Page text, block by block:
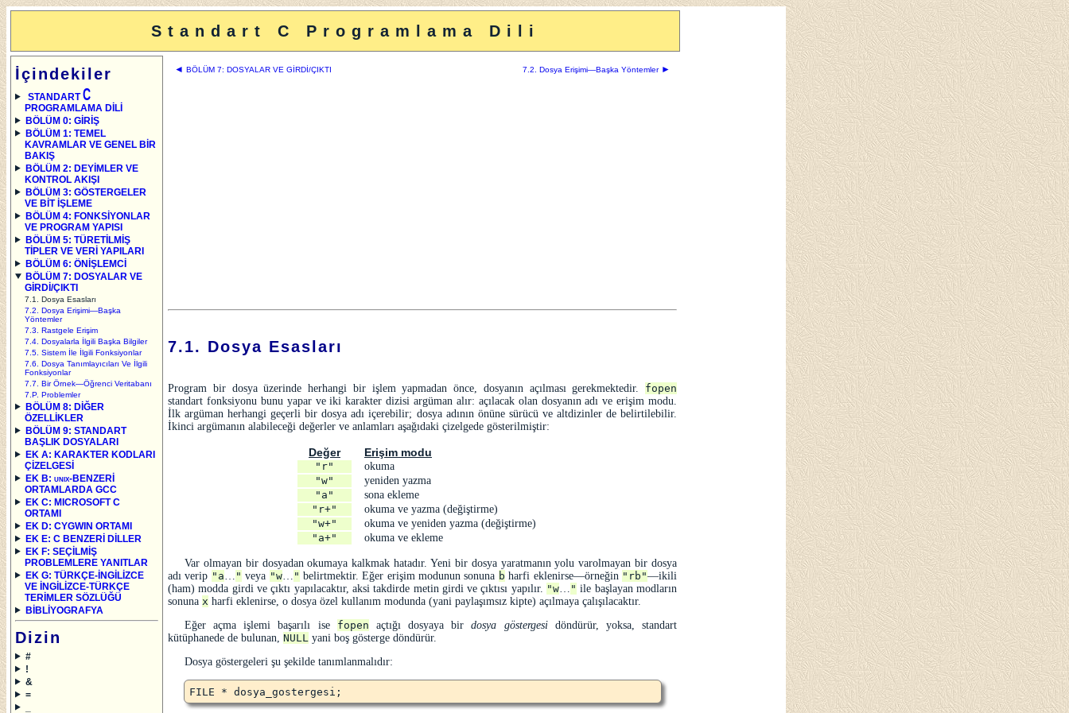
Standart C Programlama Dili
İçindekiler
STANDARTC
PROGRAMLAMA DİLİ
BÖLÜM 0: GİRİŞ
BÖLÜM 1: TEMEL
KAVRAMLAR VE GENEL BİR
BAKIŞ
BÖLÜM 2: DEYİMLER VE
KONTROL AKIŞI
BÖLÜM 3: GÖSTERGELER
VE BİT İŞLEME
BÖLÜM 4: FONKSİYONLAR
VE PROGRAM YAPISI
BÖLÜM 5: TÜRETİLMİŞ
TİPLER VE VERİ YAPILARI
BÖLÜM 6: ÖNİŞLEMCİ
BÖLÜM 7: DOSYALAR VE
GİRDİ/ÇIKTI
7.1. Dosya Esasları
7.2. Dosya Erişimi—Başka
Yöntemler
7.3. Rastgele Erişim
7.4. Dosyalarla İlgili Başka Bilgiler
7.5. Sistem İle İlgili Fonksiyonlar
7.6. Dosya Tanımlayıcıları Ve İlgili
Fonksiyonlar
7.7. Bir Örnek—Öğrenci Veritabanı
7.P. Problemler
BÖLÜM 8: DİĞER
ÖZELLİKLER
BÖLÜM 9: STANDART
BAŞLIK DOSYALARI
EK A: KARAKTER KODLARI
ÇİZELGESİ
EK B: unix-BENZERİ
ORTAMLARDA GCC
EK C: MICROSOFT C
ORTAMI
EK D: CYGWIN ORTAMI
EK E: C BENZERİ DİLLER
EK F: SEÇİLMİŞ
PROBLEMLERE YANITLAR
EK G: TÜRKÇE-İNGİLİZCE
VE İNGİLİZCE-TÜRKÇE
TERİMLER SÖZLÜĞÜ
BİBLİYOGRAFYA
Dizin
#
!
&
=
◄ BÖLÜM 7: DOSYALAR VE GİRDİ/ÇIKTI 7.2. Dosya Erişimi—Başka Yöntemler ►
7.1. Dosya Esasları
Program bir dosya üzerinde herhangi bir işlem yapmadan önce, dosyanın açılması gerekmektedir. fopen
standart fonksiyonu bunu yapar ve iki karakter dizisi argüman alır: açılacak olan dosyanın adı ve erişim modu.
İlk argüman herhangi geçerli bir dosya adı içerebilir; dosya adının önüne sürücü ve altdizinler de belirtilebilir.
İkinci argümanın alabileceği değerler ve anlamları aşağıdaki çizelgede gösterilmiştir:
Değer Erişim modu
"r"
okuma
"w"
yeniden yazma
"a"
sona ekleme
"r+"
okuma ve yazma (değiştirme)
"w+"
okuma ve yeniden yazma (değiştirme)
"a+"
okuma ve ekleme
Var olmayan bir dosyadan okumaya kalkmak hatadır. Yeni bir dosya yaratmanın yolu varolmayan bir dosya
adı verip "a… " veya "w… " belirtmektir. Eğer erişim modunun sonuna b harfi eklenirse—örneğin "rb"—ikili
(ham) modda girdi ve çıktı yapılacaktır, aksi takdirde metin girdi ve çıktısı yapılır. "w… " ile başlayan modların
sonuna x harfi eklenirse, o dosya özel kullanım modunda (yani paylaşımsız kipte) açılmaya çalışılacaktır.
Eğer açma işlemi başarılı ise fopen açtığı dosyaya birdosya göstergesidöndürür, yoksa, standart
kütüphanede de bulunan, NULL yani boş gösterge döndürür.
Dosya göstergeleri şu şekilde tanımlanmalıdır: